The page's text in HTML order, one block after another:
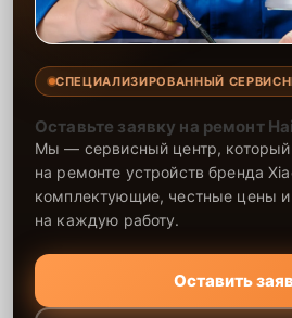
СПЕЦИАЛИЗИРОВАННЫЙ
Оставьте заявку на ремонт
Мы — сервисный центр, который
на ремонте устройств бренда
комплектующие, честные цены и
на каждую работу.
Оставить